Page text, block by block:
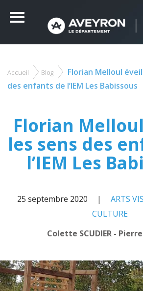
Menu
Vous
êtes
Accueil Blog
Florian Melloul
des enfants de l’IEM Les Babissous
Florian
les sens des
l’IEM Les
25 septembre 2020 ARTS
CULTURE
Colette SCUDIER - Pierre
ceux que vous souhaitez activer
Tout accepter Tout refuser